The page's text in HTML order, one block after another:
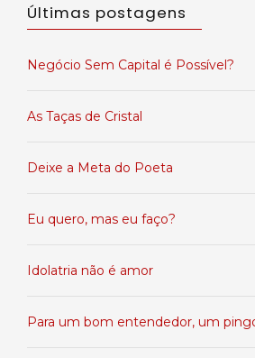
Últimas postagens
Negócio Sem Capital é Possível?
As Taças de Cristal
Deixe a Meta do Poeta
Eu quero, mas eu faço?
Idolatria não é amor
Para um bom entendedor, um